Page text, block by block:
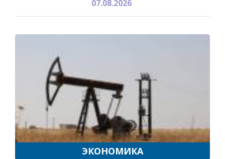
07.08.2026
ЭКОНОМИКА